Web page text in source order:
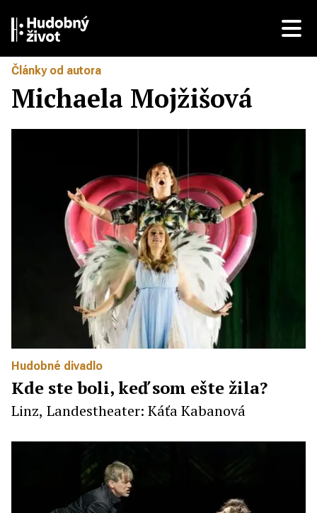
Články od autora
Michaela Mojžišová
Hudobné divadlo
Kde ste boli, keď som ešte žila?
Linz, Landestheater: Káťa Kabanová